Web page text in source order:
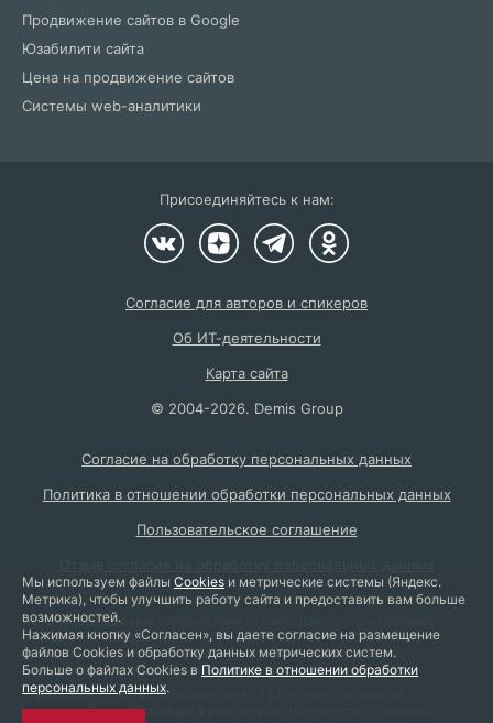
Продвижение сайтов в Google
Юзабилити сайта
Цена на продвижение сайтов
Системы web-аналитики
Присоединяйтесь к нам:
Согласие для авторов и спикеров
Об ИТ-деятельности
Карта сайта
© 2004-2026. Demis Group
Согласие на обработку персональных данных
Политика в отношении обработки персональных данных
Пользовательское соглашение
Персональные данные опубликованы на сайте при наличии правовых
оснований в соответствии с ч. 1 ст. 6 и ст. 10.1 152-ФЗ. Субъектами
установлены запреты на обработку неограниченным кругом лиц
опубликованных персональных данных.
Утверждение «Диджитал-агентство № 1 в России» основано на
занимаемой первой позиции в рейтинге digital-агентств от портала
Мы используем файлы Cookies и метрические системы (Яндекс.
Метрика), чтобы улучшить работу сайта и предоставить вам больше
возможностей.
Нажимая кнопку «Согласен», вы даете согласие на размещение
файлов Cookies и обработку данных метрических систем.
Больше о файлах Cookies в Политике в отношении обработки
персональных данных.